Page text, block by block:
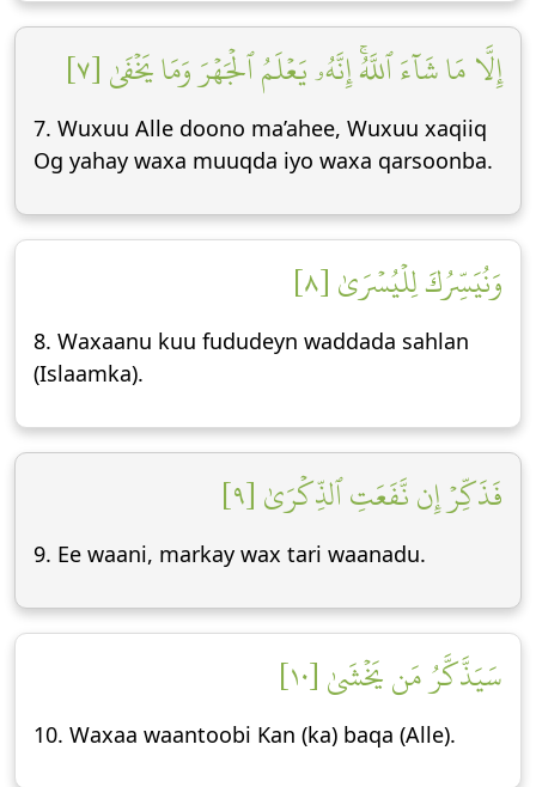
إِلَّا مَا شَآءَ ٱللَّهُۚ إِنَّهُۥ يَعۡلَمُ ٱلۡجَهۡرَ وَمَا يَخۡفَىٰ [٧]
7. Wuxuu Alle doono ma’ahee, Wuxuu xaqiiq
Og yahay waxa muuqda iyo waxa qarsoonba.
وَنُيَسِّرُكَ لِلۡيُسۡرَىٰ [٨]
8. Waxaanu kuu fududeyn waddada sahlan
(Islaamka).
فَذَكِّرۡ إِن نَّفَعَتِ ٱلذِّكۡرَىٰ [٩]
9. Ee waani, markay wax tari waanadu.
سَيَذَّكَّرُ مَن يَخۡشَىٰ [١٠]
10. Waxaa waantoobi Kan (ka) baqa (Alle).